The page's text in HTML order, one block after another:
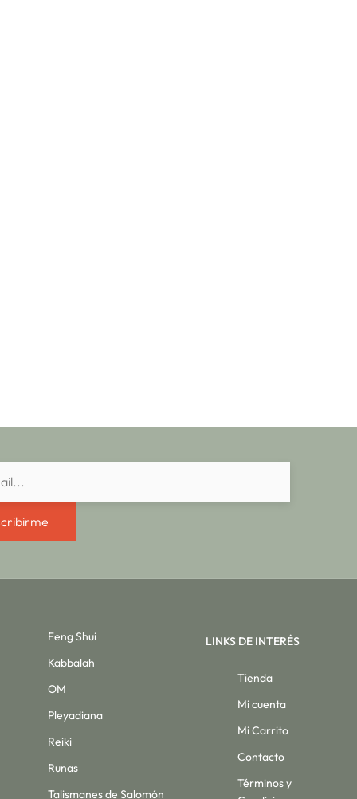
Feng Shui
Kabbalah
OM
Pleyadiana
Reiki
Runas
Talismanes de Salomón
LINKS DE INTERÉS
Tienda
Mi cuenta
Mi Carrito
Contacto
Términos y